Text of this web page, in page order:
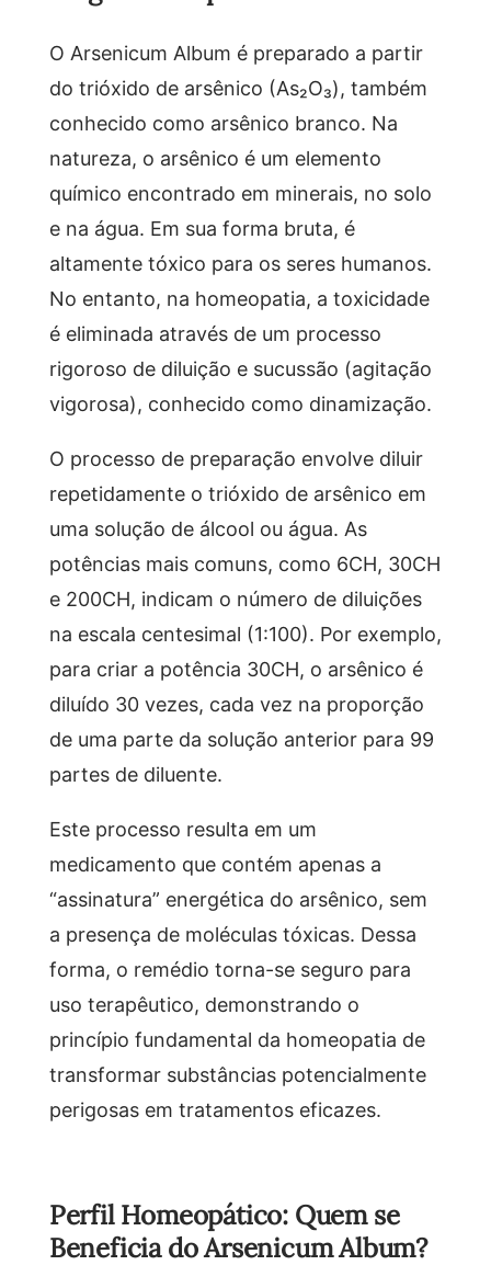
O Arsenicum Album é preparado a partir
do trióxido de arsênico (As₂O₃), também
conhecido como arsênico branco. Na
natureza, o arsênico é um elemento
químico encontrado em minerais, no solo
e na água. Em sua forma bruta, é
altamente tóxico para os seres humanos.
No entanto, na homeopatia, a toxicidade
é eliminada através de um processo
rigoroso de diluição e sucussão (agitação
vigorosa), conhecido como dinamização.
O processo de preparação envolve diluir
repetidamente o trióxido de arsênico em
uma solução de álcool ou água. As
potências mais comuns, como 6CH, 30CH
e 200CH, indicam o número de diluições
na escala centesimal (1:100). Por exemplo,
para criar a potência 30CH, o arsênico é
diluído 30 vezes, cada vez na proporção
de uma parte da solução anterior para 99
partes de diluente.
Este processo resulta em um
medicamento que contém apenas a
“assinatura” energética do arsênico, sem
a presença de moléculas tóxicas. Dessa
forma, o remédio torna-se seguro para
uso terapêutico, demonstrando o
princípio fundamental da homeopatia de
transformar substâncias potencialmente
perigosas em tratamentos eficazes.
Perfil Homeopático: Quem se
Beneficia do Arsenicum Album?